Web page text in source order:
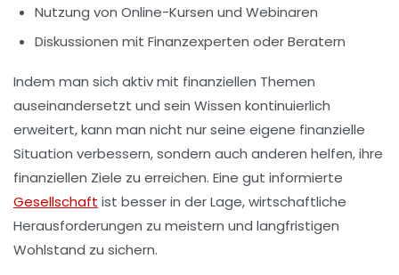
Nutzung von Online-Kursen und Webinaren
Diskussionen mit Finanzexperten oder Beratern
Indem man sich aktiv mit finanziellen Themen
auseinandersetzt und sein Wissen kontinuierlich
erweitert, kann man nicht nur seine eigene finanzielle
Situation verbessern, sondern auch anderen helfen, ihre
finanziellen Ziele zu erreichen. Eine gut informierte
Gesellschaft ist besser in der Lage, wirtschaftliche
Herausforderungen zu meistern und langfristigen
Wohlstand zu sichern.